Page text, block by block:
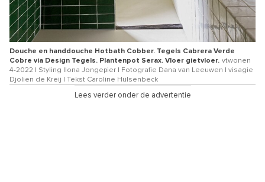
Douche en handdouche Hotbath Cobber. Tegels Cabrera Verde
Cobre via Design Tegels. Plantenpot Serax. Vloer gietvloer. vtwonen
4-2022 | Styling Ilona Jongepier | Fotografie Dana van Leeuwen | visagie
Djolien de Kreij | Tekst Caroline Hülsenbeck
Lees verder onder de advertentie